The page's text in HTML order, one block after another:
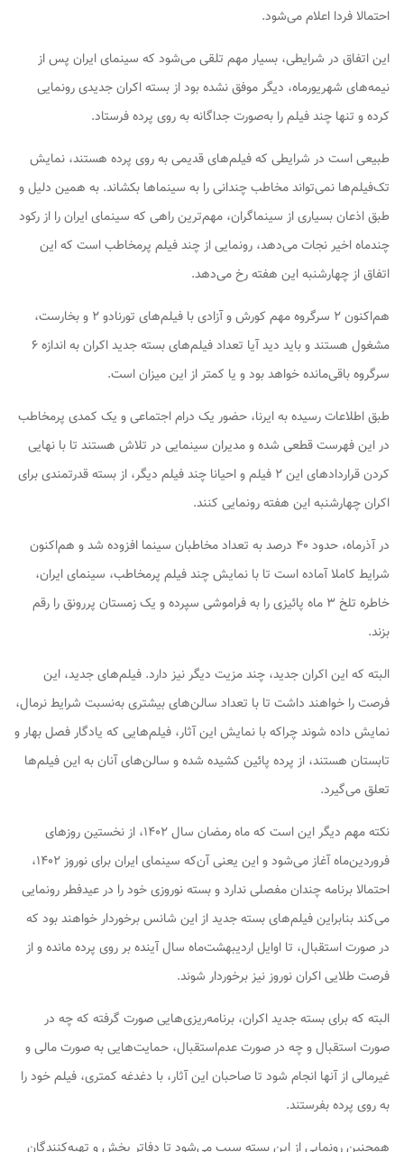
احتمالا فردا اعلام می‌شود.
این اتفاق در شرایطی، بسیار مهم تلقی می‌شود که سینمای ایران پس از
نیمه‌های شهریورماه، دیگر موفق نشده بود از بسته اکران جدیدی رونمایی
کرده و تنها چند فیلم را به‌صورت جداگانه به روی پرده فرستاد.
طبیعی است در شرایطی که فیلم‌های قدیمی به روی پرده هستند، نمایش
تک‌فیلم‌ها نمی‌تواند مخاطب چندانی را به سینماها بکشاند. به همین دلیل و
طبق اذعان بسیاری از سینماگران، مهم‌ترین راهی که سینمای ایران را از رکود
چندماه اخیر نجات می‌دهد، رونمایی از چند فیلم پرمخاطب است که این
اتفاق از چهارشنبه این هفته رخ می‌دهد.
هم‌اکنون ۲ سرگروه مهم کورش و آزادی با فیلم‌های تورنادو ۲ و بخارست،
مشغول هستند و باید دید آیا تعداد فیلم‌های بسته جدید اکران به اندازه ۶
سرگروه باقی‌مانده خواهد بود و یا کمتر از این میزان است.
طبق اطلاعات رسیده به ایرنا، حضور یک درام اجتماعی و یک کمدی پرمخاطب
در این فهرست قطعی شده و مدیران سینمایی در تلاش هستند تا با نهایی
کردن قراردادهای این ۲ فیلم و احیانا چند فیلم دیگر، از بسته قدرتمندی برای
اکران چهارشنبه این هفته رونمایی کنند.
در آذرماه، حدود ۴۰ درصد به تعداد مخاطبان سینما افزوده شد و هم‌اکنون
شرایط کاملا آماده است تا با نمایش چند فیلم پرمخاطب، سینمای ایران،
خاطره تلخ ۳ ماه پائیزی را به فراموشی سپرده و یک زمستان پررونق را رقم
بزند.
البته که این اکران جدید، چند مزیت دیگر نیز دارد. فیلم‌های جدید، این
فرصت را خواهند داشت تا با تعداد سالن‌های بیشتری به‌نسبت شرایط نرمال،
نمایش داده شوند چراکه با نمایش این آثار، فیلم‌هایی که یادگار فصل بهار و
تابستان هستند، از پرده پائین کشیده شده و سالن‌های آنان به این فیلم‌ها
تعلق می‌گیرد.
نکته مهم دیگر این است که ماه رمضان سال ۱۴۰۲، از نخستین روزهای
فروردین‌ماه آغاز می‌شود و این یعنی آن‌که سینمای ایران برای نوروز ۱۴۰۲،
احتمالا برنامه چندان مفصلی ندارد و بسته نوروزی خود را در عیدفطر رونمایی
می‌کند بنابراین فیلم‌های بسته جدید از این شانس برخوردار خواهند بود که
در صورت استقبال، تا اوایل اردیبهشت‌ماه سال آینده بر روی پرده مانده و از
فرصت طلایی اکران نوروز نیز برخوردار شوند.
البته که برای بسته جدید اکران، برنامه‌ریزی‌هایی صورت گرفته که چه در
صورت استقبال و چه در صورت عدم‌استقبال، حمایت‌هایی به صورت مالی و
غیرمالی از آنها انجام شود تا صاحبان این آثار، با دغدغه کمتری، فیلم خود را
به روی پرده بفرستند.